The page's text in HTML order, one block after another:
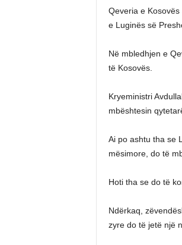
Qeveria e
e Luginës së
Në mbledhjen e
të Kosovës.
Kryeministri
mbështesin
Ai po ashtu tha se
mësimore, do të
Hoti tha se do të
Ndërkaq,
zyre do të jetë një